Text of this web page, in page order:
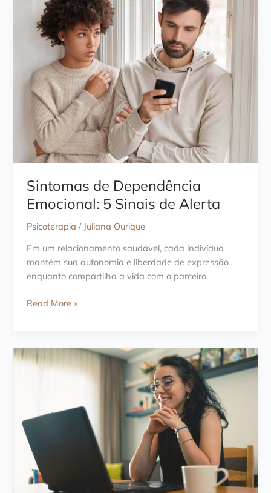
Saudáveis
Sintomas de Dependência
Emocional: 5 Sinais de Alerta
Psicoterapia / Juliana Ourique
Em um relacionamento saudável, cada indivíduo
mantém sua autonomia e liberdade de expressão
enquanto compartilha a vida com o parceiro.
Sintomas
5
Sinais
Read More »